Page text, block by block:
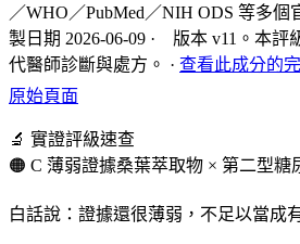
／WHO／PubMed／NIH ODS 等多
製日期 2026-06-09 · 版本 v11。本評
代醫師診斷與處方。 · 查看此成分的
原始頁面
🔬 實證評級速查
🟠 C 薄弱證據桑葉萃取物 × 第二型糖
白話說：證據還很薄弱，不足以當成